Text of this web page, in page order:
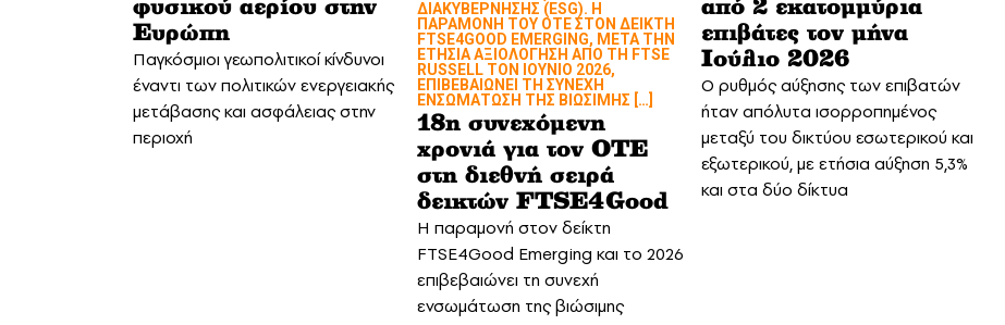
φυσικού αερίου στην
Ευρώπη
Παγκόσμιοι γεωπολιτικοί κίνδυνοι
έναντι των πολιτικών ενεργειακής
μετάβασης και ασφάλειας στην
περιοχή
ΔΙΑΚΥΒΕΡΝΗΣΗΣ (ESG). Η
ΠΑΡΑΜΟΝΗ ΤΟΥ ΟΤΕ ΣΤΟΝ ΔΕΙΚΤΗ
FTSE4GOOD EMERGING, ΜΕΤΑ ΤΗΝ
ΕΤΗΣΙΑ ΑΞΙΟΛΟΓΗΣΗ ΑΠΟ ΤΗ FTSE
RUSSELL ΤΟΝ ΙΟΥΝΙΟ 2026,
ΕΠΙΒΕΒΑΙΩΝΕΙ ΤΗ ΣΥΝΕΧΗ
ΕΝΣΩΜΑΤΩΣΗ ΤΗΣ ΒΙΩΣΙΜΗΣ […]
18η συνεχόμενη
χρονιά για τον ΟΤΕ
στη διεθνή σειρά
δεικτών FTSE4Good
Η παραμονή στον δείκτη
FTSE4Good Emerging και το 2026
επιβεβαιώνει τη συνεχή
ενσωμάτωση της βιώσιμης
από 2 εκατομμύρια
επιβάτες τον μήνα
Ιούλιο 2026
Ο ρυθμός αύξησης των επιβατών
ήταν απόλυτα ισορροπημένος
μεταξύ του δικτύου εσωτερικού και
εξωτερικού, με ετήσια αύξηση 5,3%
και στα δύο δίκτυα